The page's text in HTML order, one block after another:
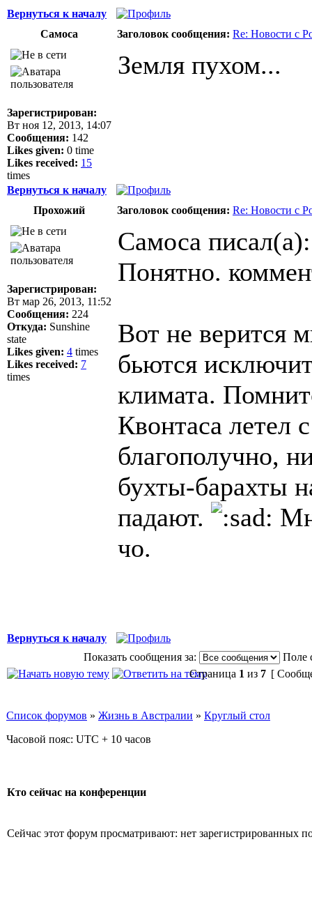
Вернуться к началу
Самоса
Заголовок сообщения: Re: Новости с
Зарегистрирован:
Вт ноя 12, 2013, 14:07
Сообщения: 142
Likes given: 0 time
Likes received: 15
times
Земля пухом...
Вернуться к началу
Прохожий
Заголовок сообщения: Re: Новости с
Зарегистрирован:
Вт мар 26, 2013, 11:52
Сообщения: 224
Откуда: Sunshine
state
Likes given: 4 times
Likes received: 7
times
Самоса писал(а):
Понятно.
Вот не верится
бьются
климата.
Квонтаса летел
благополучно,
бухты-барахты
падают.
чо.
Вернуться к началу
Показать сообщения за:
Поле
Страница 1 из 7 [
Список форумов » Жизнь в Австралии » Круглый стол
Часовой пояс: UTC + 10 часов
Кто сейчас на конференции
Сейчас этот форум просматривают: нет зарегистрированных